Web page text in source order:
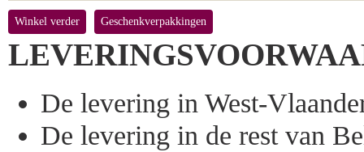
Winkel verder Geschenkverpakkingen
De levering in West-
De levering in de rest van